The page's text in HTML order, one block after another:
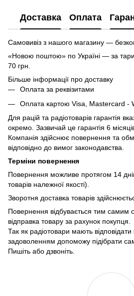
Доставка Оплата
Самовивіз з нашого магазину —
«Новою поштою» по Україні — за
70 грн.
Більше інформації про доставку
Оплата за реквізитами
Оплата картою Visa, Mastercard -
Для рацій та радіотоварів гарантія
окремо. Зазвичай це гарантія 6
Компанія здійснює повернення та
відповідно до вимог законодавства.
Терміни повернення
Повернення можливе протягом 14
товарів належної якості).
Зворотня доставка товарів
Повернення відбувається тим самим
відправка товару за рахунок покупця.
Так як радіотовари мають
задоволенням допоможу підібрати
Пишіть або дзвоніть.